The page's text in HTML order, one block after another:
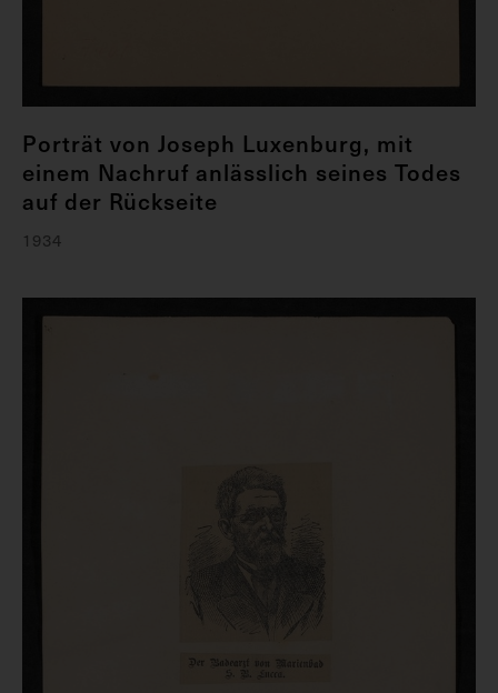
Porträt von Joseph Luxenburg, mit
einem Nachruf anlässlich seines Todes
auf der Rückseite
1934